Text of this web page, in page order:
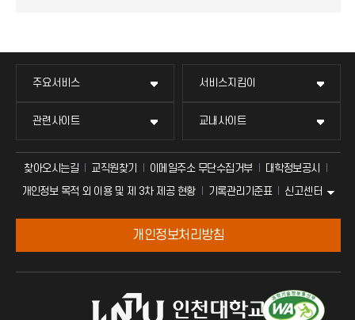
주요서비스 서비스지킴이
관련사이트 교내사이트
찾아오시는길 교직원찾기 이메일주소 무단수집거부
대학정보공시
개인정보 목적 외 이용 및 제 3차 제공 현황
기록관리기준표 신고센터
개인정보처리방침